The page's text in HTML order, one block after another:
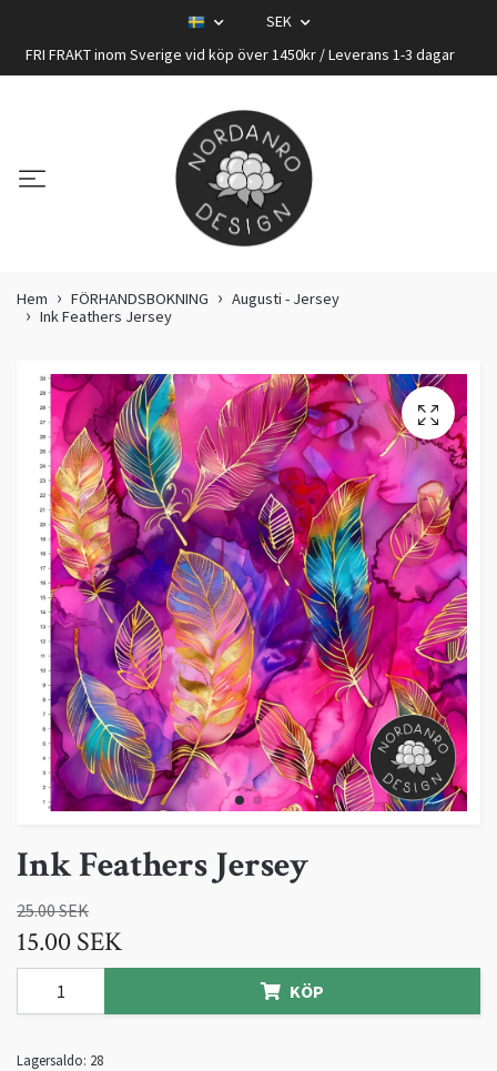
SEK
FRI FRAKT inom Sverige vid köp över 1450kr / Leverans 1-3 dagar
Hem FÖRHANDSBOKNING
Augusti - Jersey
Ink Feathers Jersey
Ink Feathers Jersey
25.00 SEK
15.00 SEK
KÖP
Lagersaldo: 28